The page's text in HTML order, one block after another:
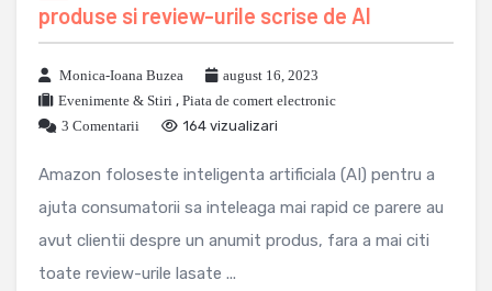
produse si review-urile scrise de AI
Monica-Ioana Buzea
august 16, 2023
Evenimente & Stiri , Piata de comert electronic
3 Comentarii
164 vizualizari
Amazon foloseste inteligenta artificiala (AI) pentru a
ajuta consumatorii sa inteleaga mai rapid ce parere au
avut clientii despre un anumit produs, fara a mai citi
toate review-urile lasate ...